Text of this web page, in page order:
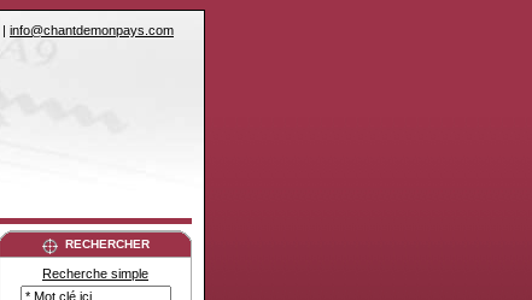
| info@chantdemonpays.com
RECHERCHER
Recherche simple